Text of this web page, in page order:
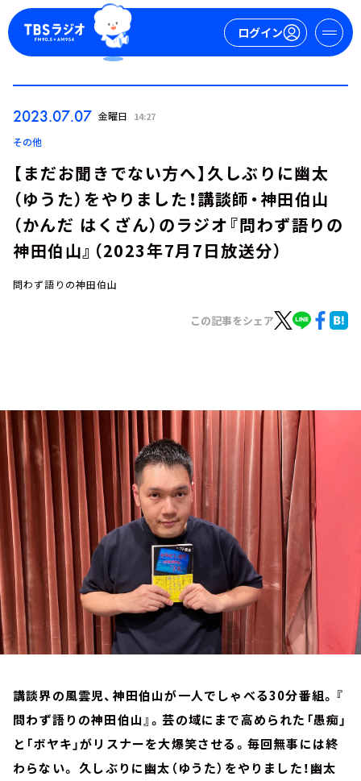
ログイン
今日の番組表
YouTube
会社情報
2023.07.07 金曜日 14:27
その他
【まだお聞きでない方へ】久しぶりに幽太
（ゆうた）をやりました！講談師・神田伯山
（かんだ はくざん）のラジオ『問わず語りの
神田伯山』（2023年7月7日放送分）
問わず語りの神田伯山
この記事をシェア
講談界の風雲児、神田伯山が一人でしゃべる30分番組。『
問わず語りの神田伯山』。芸の域にまで高められた「愚痴」
と「ボヤキ」がリスナーを大爆笑させる。毎回無事には終
わらない。 久しぶりに幽太（ゆうた）をやりました！幽太